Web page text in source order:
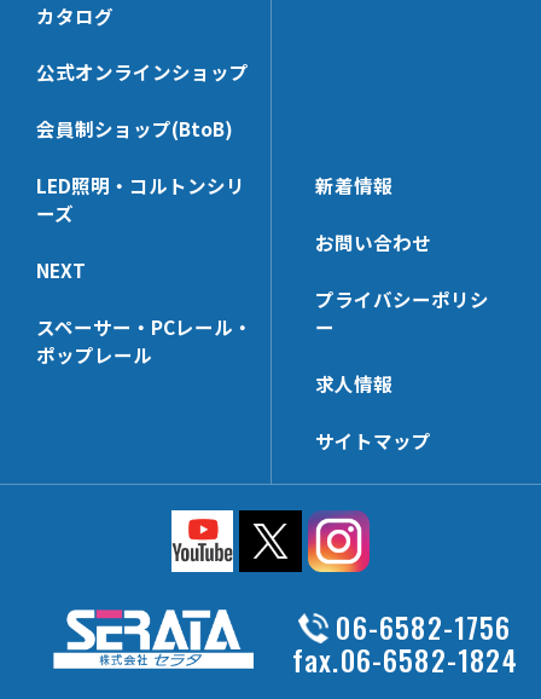
カタログ
公式オンラインショップ
会員制ショップ(BtoB)
LED照明・コルトンシリ
ーズ
NEXT
スペーサー・PCレール・
ポップレール
新着情報
お問い合わせ
プライバシーポリシ
ー
求人情報
サイトマップ
06-6582-1756
fax.06-6582-1824